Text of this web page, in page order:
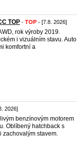
TOP - TOP - [7.8. 2026]
rok výroby 2019.
i vizuálním stavu. Auto
komfortní a
2026]
benzínovým motorem
Oblíbený hatchback s
zachovalým stavem.